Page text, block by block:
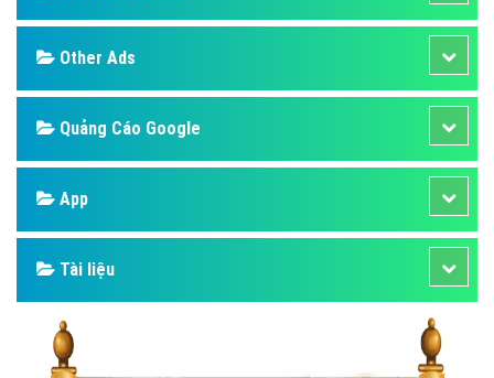
Other Ads
Quảng Cáo Google
App
Tài liệu